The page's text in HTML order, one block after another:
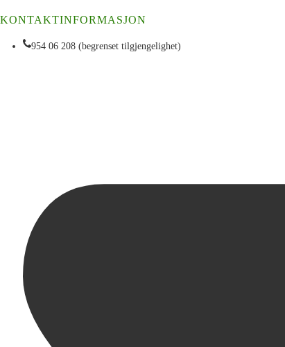
KONTAKTINFORMASJON
954 06 208 (begrenset tilgjengelighet)